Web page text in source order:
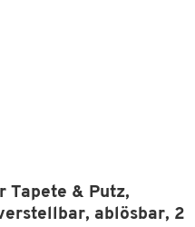
Tapete & Putz,
ablösbar, 2